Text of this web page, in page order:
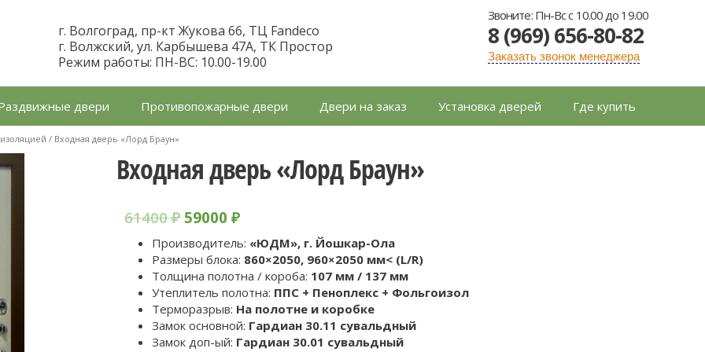
г. Волгоград, пр-кт Жукова 66, ТЦ Fandeco
г. Волжский, ул. Карбышева 47А, ТК Простор
Режим работы: ПН-ВС: 10.00-19.00
Звоните: Пн-Вс с 10.00 до 19.00
8 (969) 656-80-82
Заказать звонок менеджера
двери Противопожарные двери Двери на заказ Установка дверей Где купить
/ Входная дверь «Лорд Браун»
Входная дверь «Лорд Браун»
61400₽ 59000₽
Производитель: «ЮДМ», г. Йошкар-Ола
Размеры блока: 860×2050, 960×2050 мм< (L/R)
Толщина полотна / короба: 107 мм / 137 мм
Утеплитель полотна: ППC + Пеноплекс + Фольгоизол
Терморазрыв: На полотне и коробке
Замок основной: Гардиан 30.11 сувальдный
Замок доп-ый: Гардиан 30.01 сувальдный